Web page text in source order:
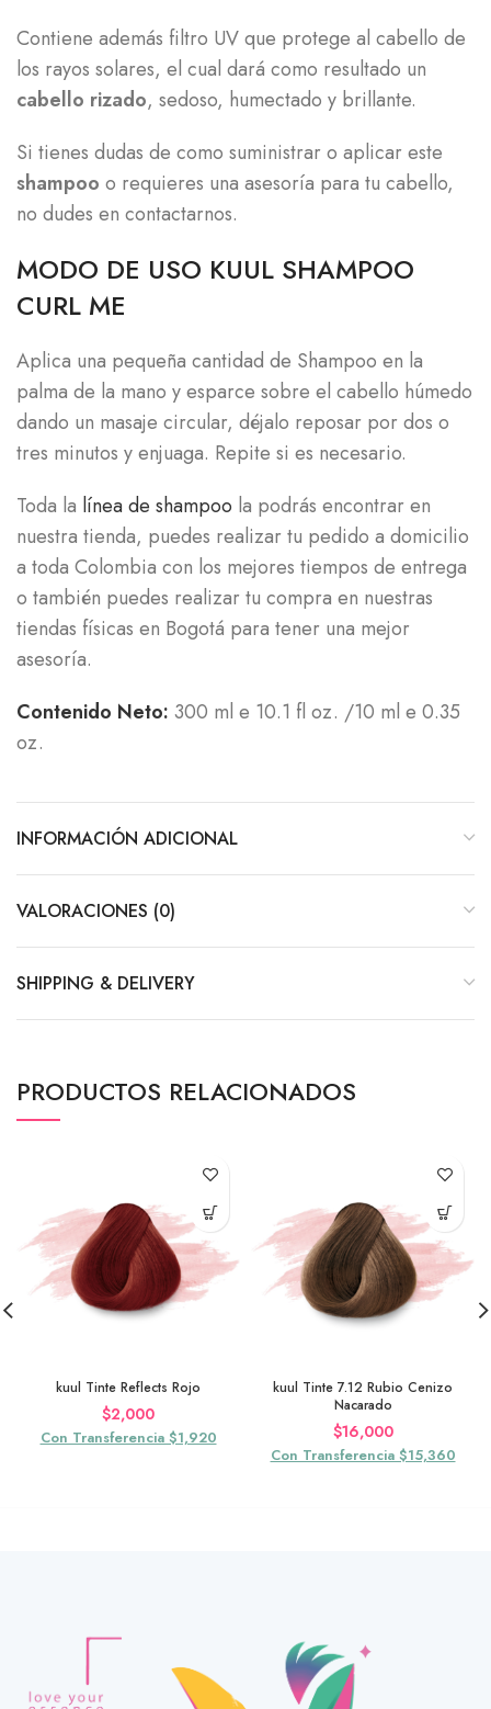
Contiene además filtro UV que protege al cabello de
los rayos solares, el cual dará como resultado un
cabello rizado, sedoso, humectado y brillante.
Si tienes dudas de como suministrar o aplicar este
shampoo o requieres una asesoría para tu cabello,
no dudes en contactarnos.
MODO DE USO KUUL SHAMPOO
CURL ME
Aplica una pequeña cantidad de Shampoo en la
palma de la mano y esparce sobre el cabello húmedo
dando un masaje circular, déjalo reposar por dos o
tres minutos y enjuaga. Repite si es necesario.
Toda la línea de shampoo la podrás encontrar en
nuestra tienda, puedes realizar tu pedido a domicilio
a toda Colombia con los mejores tiempos de entrega
o también puedes realizar tu compra en nuestras
tiendas físicas en Bogotá para tener una mejor
asesoría.
Contenido Neto: 300 ml e 10.1 fl oz. /10 ml e 0.35
oz.
INFORMACIÓN ADICIONAL
VALORACIONES (0)
SHIPPING & DELIVERY
PRODUCTOS RELACIONADOS
kuul Tinte Reflects Rojo
$2,000
Con Transferencia $1,920
kuul Tinte 7.12 Rubio Cenizo
Nacarado
$16,000
Con Transferencia $15,360